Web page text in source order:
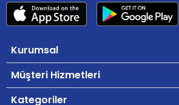
Kurumsal
Müşteri Hizmetleri
Kategoriler